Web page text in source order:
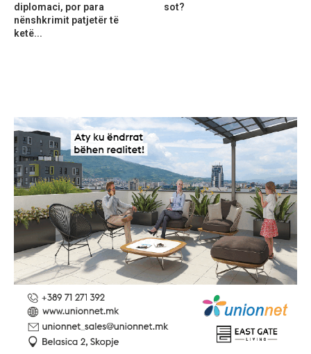
diplomaci, por para
nënshkrimit patjetër të
ketë...
sot?